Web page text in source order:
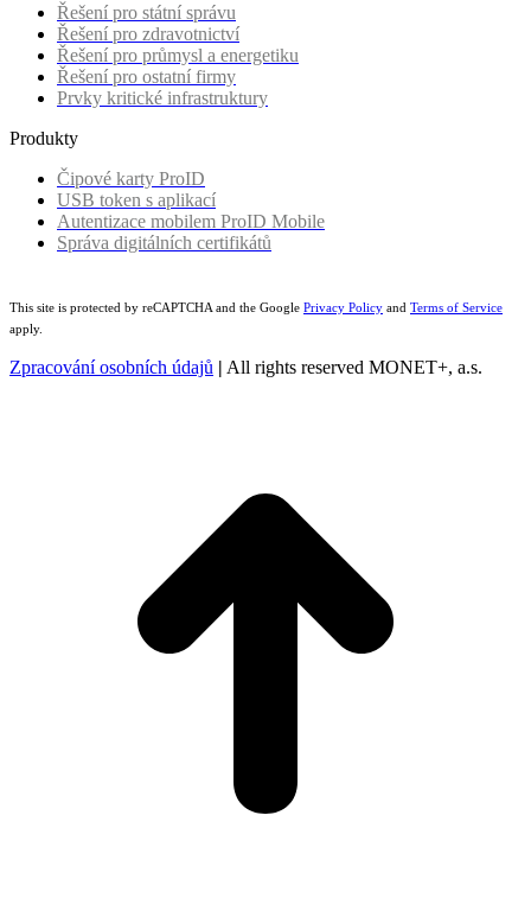
Řešení pro státní správu
Řešení pro zdravotnictví
Řešení pro průmysl a energetiku
Řešení pro ostatní firmy
Prvky kritické infrastruktury
Produkty
Čipové karty ProID
USB token s aplikací
Autentizace mobilem ProID Mobile
Správa digitálních certifikátů
This site is protected by reCAPTCHA and the Google Privacy Policy and Terms of Service
apply.
Zpracování osobních údajů | All rights reserved MONET+, a.s.